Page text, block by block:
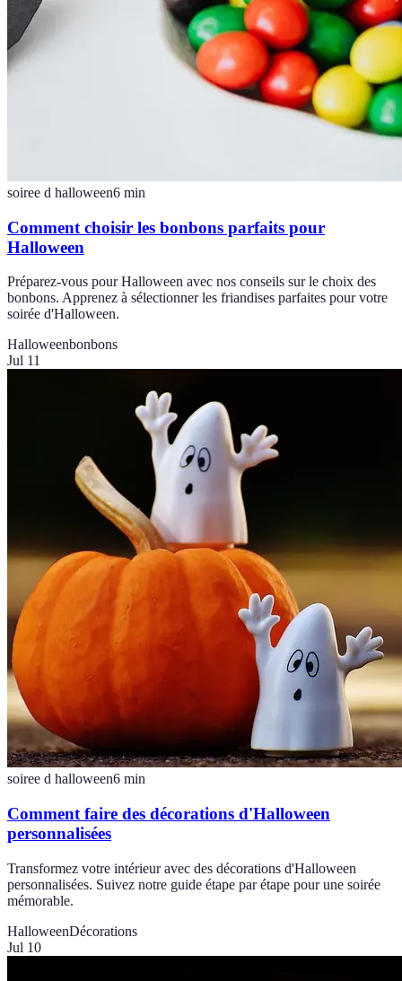
soiree d halloween6 min
Comment choisir les bonbons parfaits pour
Halloween
Préparez-vous pour Halloween avec nos conseils sur le choix des
bonbons. Apprenez à sélectionner les friandises parfaites pour votre
soirée d'Halloween.
Halloweenbonbons
Jul 11
soiree d halloween6 min
Comment faire des décorations d'Halloween
personnalisées
Transformez votre intérieur avec des décorations d'Halloween
personnalisées. Suivez notre guide étape par étape pour une soirée
mémorable.
HalloweenDécorations
Jul 10